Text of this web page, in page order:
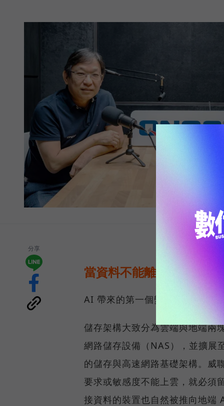
分享
當資料不能離開企業，運
AI 帶來的第一個變化，不只是
儲存架構大致分為雲端與地端兩
網路儲存設備（NAS），並擴展
的儲存與高速網路基礎架構。威
要求或敏感度不能上雲，就必須
接資料的裝置也自然被推向地端